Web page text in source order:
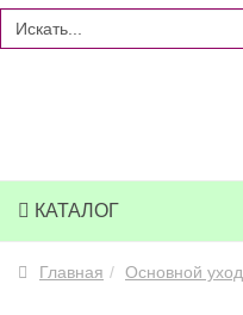
КАТАЛОГ
Главная Основной уход